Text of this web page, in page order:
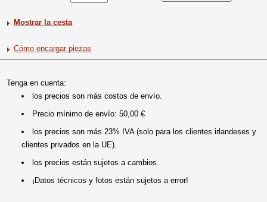
Mostrar la cesta
Cómo encargar piezas
Tenga en cuenta:
los precios son más costos de envío.
Precio mínimo de envío: 50,00 €
los precios son más 23% IVA (solo para los clientes irlandeses y
clientes privados en la UE).
los precios están sujetos a cambios.
¡Datos técnicos y fotos están sujetos a error!